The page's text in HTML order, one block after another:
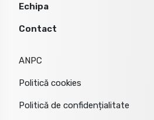
Echipa
Contact
ANPC
Politică cookies
Politică de confidențialitate